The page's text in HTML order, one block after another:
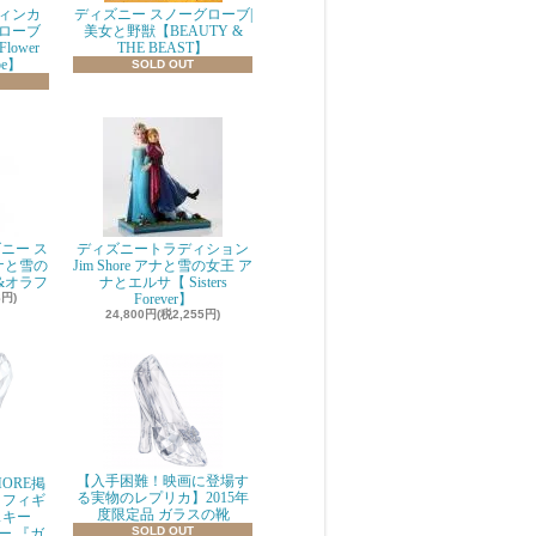
ンカ
ーブ
ディズニー スノーグローブ|
美女と野獣【BEAUTY &
THE BEAST】
SOLD OUT
ー ス
と雪の
オラフ
)
ディズニートラディション
Jim Shore アナと雪の女王 ア
ナとエルサ【 Sisters
Forever】
24,800円(税2,255円)
掲
ィギ
ー
【入手困難！映画に登場す
る実物のレプリカ】2015年
度限定品 ガラスの靴
SOLD OUT